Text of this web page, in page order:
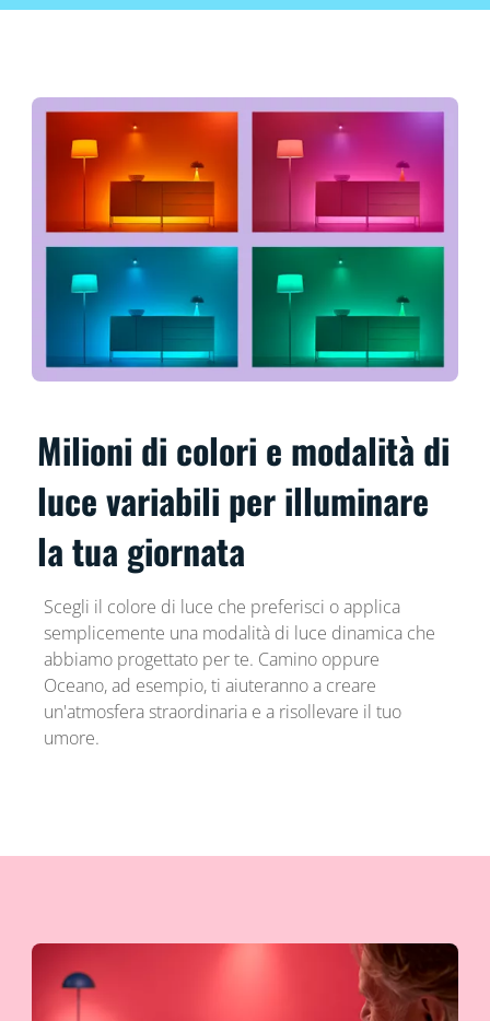
Milioni di colori e modalità di
luce variabili per illuminare
la tua giornata
Scegli il colore di luce che preferisci o applica
semplicemente una modalità di luce dinamica che
abbiamo progettato per te. Camino oppure
Oceano, ad esempio, ti aiuteranno a creare
un'atmosfera straordinaria e a risollevare il tuo
umore.